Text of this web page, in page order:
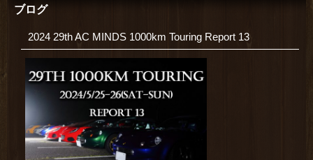
ブログ
2024 29th AC MINDS 1000km Touring Report 13